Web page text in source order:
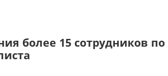
более 15 сотрудников